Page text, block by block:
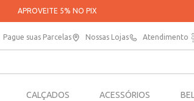
APROVEITE 5% NO PIX
Pague suas Parcelas Nossas Lojas Atendimento
CALÇADOS ACESSÓRIOS